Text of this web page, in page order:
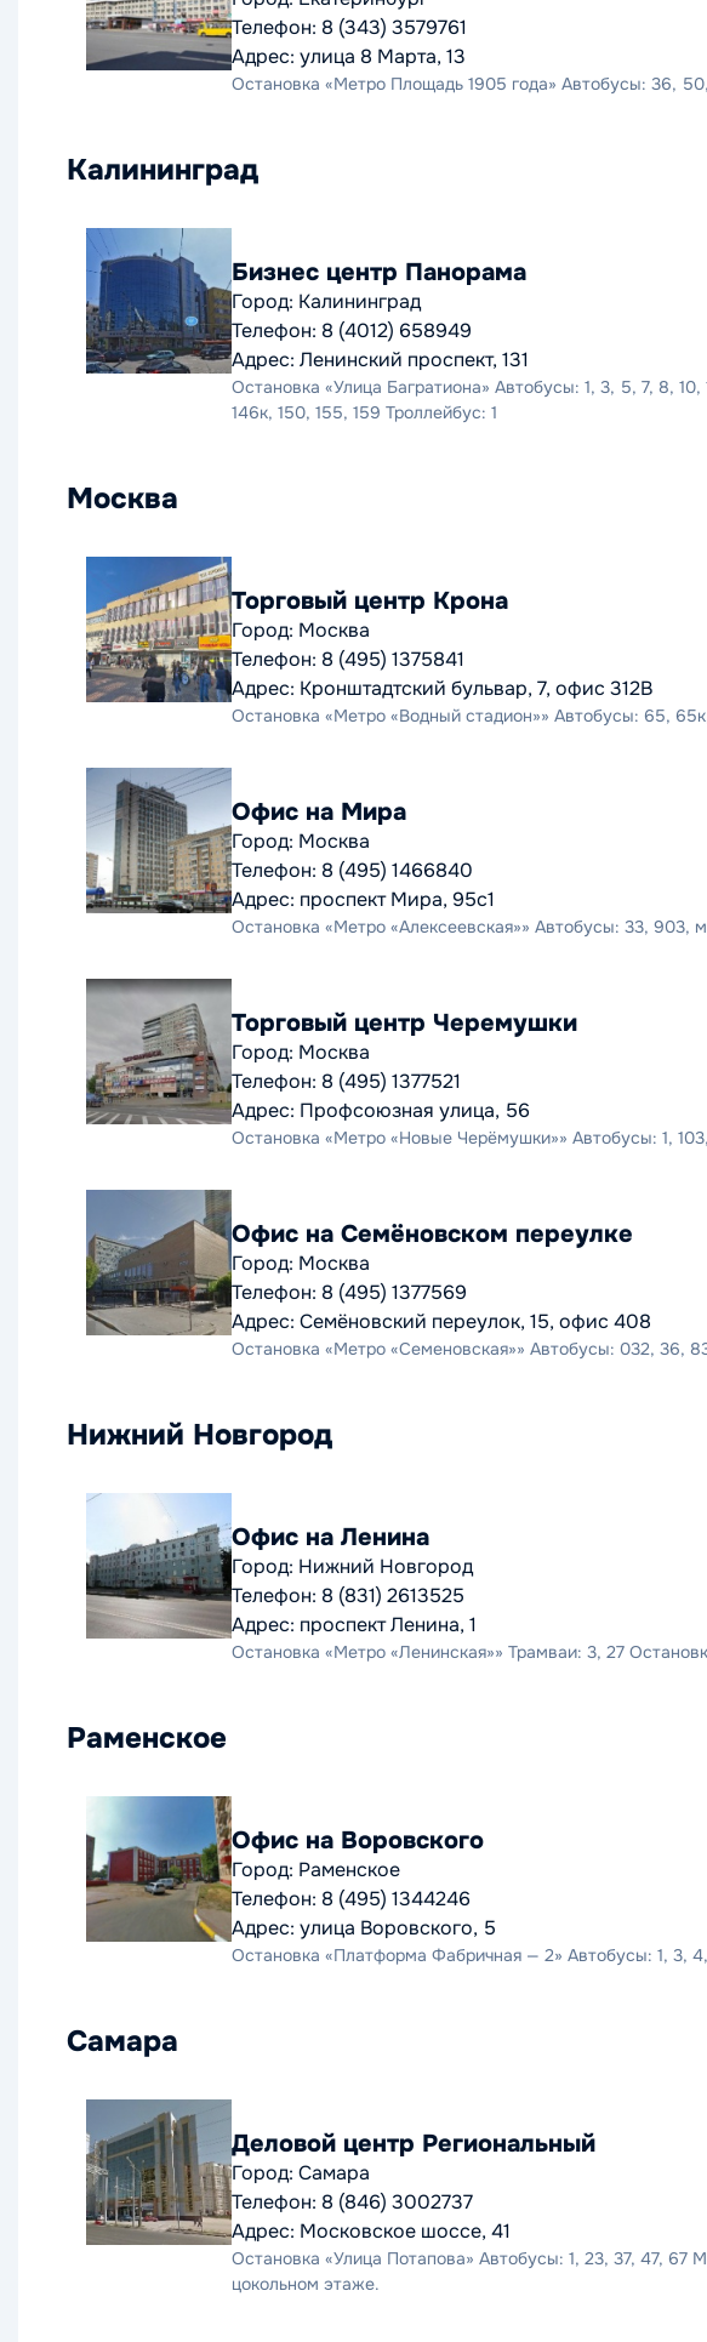
Телефон: 8 (343) 3579761
Адрес: улица 8 Марта, 13
Остановка «Метро Площадь 1905 года» Автобусы: 36,
Калининград
Бизнес центр Панорама
Город: Калининград
Телефон: 8 (4012) 658949
Адрес: Ленинский проспект, 131
Остановка «Улица Багратиона» Автобусы: 1, 3, 5, 7, 8,
146к, 150, 155, 159 Троллейбус: 1
Москва
Торговый центр Крона
Город: Москва
Телефон: 8 (495) 1375841
Адрес: Кронштадтский бульвар, 7, офис 312В
Остановка «Метро «Водный стадион»» Автобусы: 65,
Офис на Мира
Город: Москва
Телефон: 8 (495) 1466840
Адрес: проспект Мира, 95с1
Остановка «Метро «Алексеевская»» Автобусы: 33, 903,
Торговый центр Черемушки
Город: Москва
Телефон: 8 (495) 1377521
Адрес: Профсоюзная улица, 56
Остановка «Метро «Новые Черёмушки»» Автобусы: 1,
Офис на Семёновском переулке
Город: Москва
Телефон: 8 (495) 1377569
Адрес: Семёновский переулок, 15, офис 408
Остановка «Метро «Семеновская»» Автобусы: 032, 36,
Нижний Новгород
Офис на Ленина
Город: Нижний Новгород
Телефон: 8 (831) 2613525
Адрес: проспект Ленина, 1
Остановка «Метро «Ленинская»» Трамваи: 3, 27
Раменское
Офис на Воровского
Город: Раменское
Телефон: 8 (495) 1344246
Адрес: улица Воровского, 5
Остановка «Платформа Фабричная — 2» Автобусы: 1, 3,
Самара
Деловой центр Региональный
Город: Самара
Телефон: 8 (846) 3002737
Адрес: Московское шоссе, 41
Остановка «Улица Потапова» Автобусы: 1, 23, 37, 47, 67
цокольном этаже.